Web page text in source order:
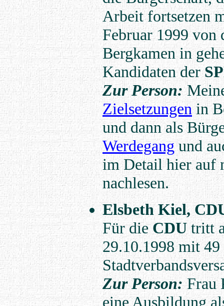
Arbeit fortsetzen
Februar 1999 von
Bergkamen in
Kandidaten der
Zur Person:
Zielsetzungenin
und dann als
Werdegangund
im Detail hier auf
nachlesen.
Elsbeth Kiel,
Für dieCDU tritt
29.10.1998 mit
Zur Person:Frau
eine Ausbildung